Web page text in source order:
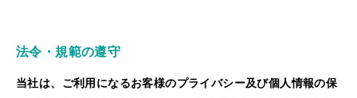
法令・規範の遵守
当社は、ご利用になるお客様のプライバシー及び個人情報の保